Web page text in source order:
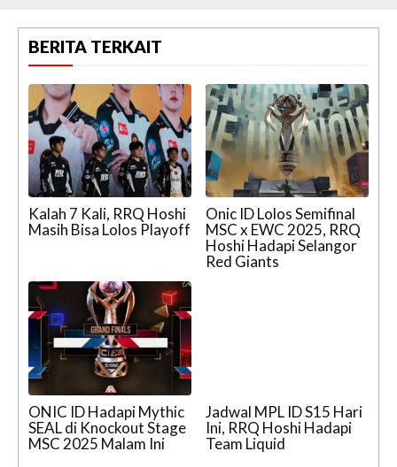
BERITA TERKAIT
Kalah 7 Kali, RRQ Hoshi
Masih Bisa Lolos Playoff
Onic ID Lolos Semifinal
MSC x EWC 2025, RRQ
Hoshi Hadapi Selangor
Red Giants
ONIC ID Hadapi Mythic
SEAL di Knockout Stage
MSC 2025 Malam Ini
Jadwal MPL ID S15 Hari
Ini, RRQ Hoshi Hadapi
Team Liquid